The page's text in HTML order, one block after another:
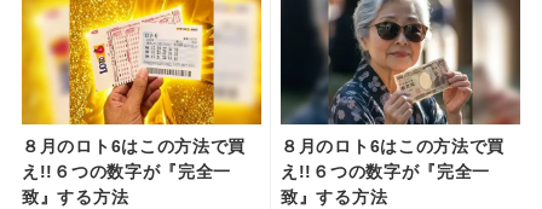
８月のロト6はこの方法で買
え!!６つの数字が『完全一
致』する方法
８月のロト6はこの方法で買
え!!６つの数字が『完全一
致』する方法